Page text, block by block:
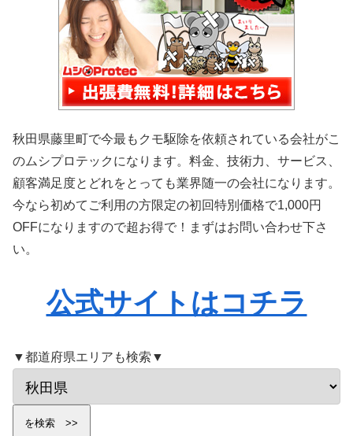
秋田県藤里町で今最もクモ駆除を依頼されている会社がこ
のムシプロテックになります。料金、技術力、サービス、
顧客満足度とどれをとっても業界随一の会社になります。
今なら初めてご利用の方限定の初回特別価格で1,000円
OFFになりますので超お得で！まずはお問い合わせ下さ
い。
公式サイトはコチラ
▼都道府県エリアも検索▼